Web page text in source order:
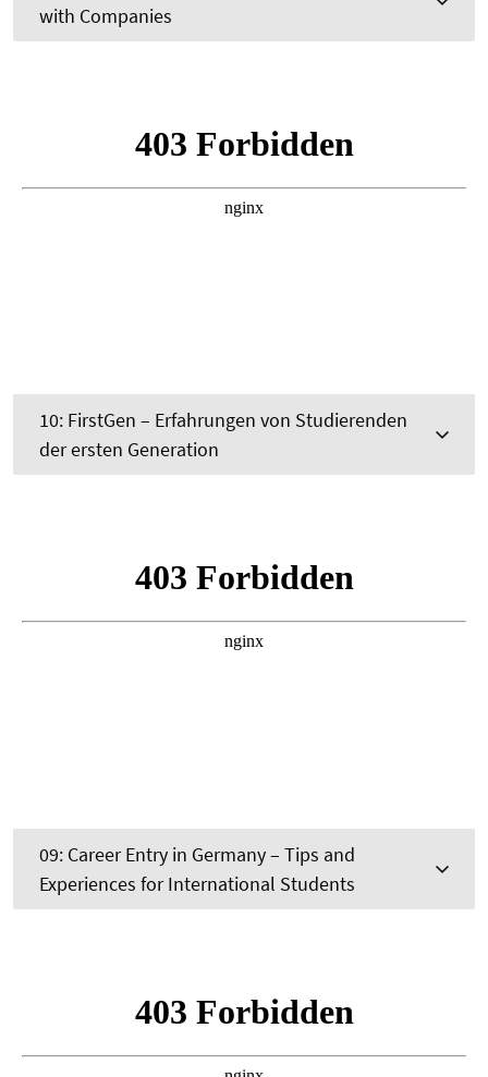
with Companies
10: FirstGen – Erfahrungen von Studierenden
der ersten Generation
09: Career Entry in Germany – Tips and
Experiences for International Students